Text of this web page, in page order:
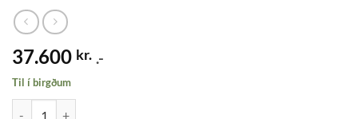
37.600 kr. .-
Til í birgðum